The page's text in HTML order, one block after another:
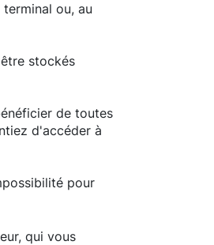
ou, au
stockés
de toutes
d'accéder à
pour
qui vous